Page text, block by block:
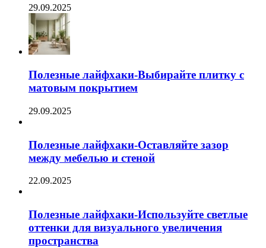
29.09.2025
Полезные лайфхаки-Выбирайте плитку с
матовым покрытием
29.09.2025
Полезные лайфхаки-Оставляйте зазор
между мебелью и стеной
22.09.2025
Полезные лайфхаки-Используйте светлые
оттенки для визуального увеличения
пространства